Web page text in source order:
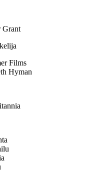
Grant
Films
Hyman